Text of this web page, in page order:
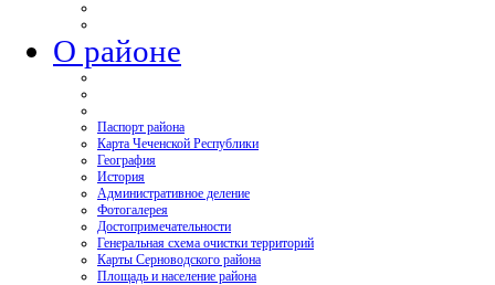
О районе
Паспорт района
Карта Чеченской Республики
География
История
Административное деление
Фотогалерея
Достопримечательности
Генеральная схема очистки территорий
Карты Серноводского района
Площадь и население района